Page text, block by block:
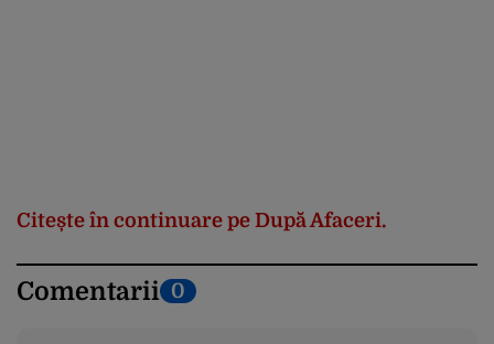
Citește în continuare pe După Afaceri.
Comentarii 0